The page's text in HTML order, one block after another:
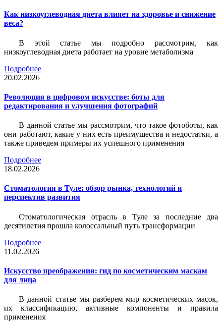
Как низкоуглеводная диета влияет на здоровье и снижение
веса?
В этой статье мы подробно рассмотрим, как
низкоуглеводная диета работает на уровне метаболизма
Подробнее
20.02.2026
Революция в цифровом искусстве: боты для
редактирования и улучшения фотографий
В данной статье мы рассмотрим, что такое фотоботы, как
они работают, какие у них есть преимущества и недостатки, а
также приведем примеры их успешного применения
Подробнее
18.02.2026
Стоматология в Туле: обзор рынка, технологий и
перспектив развития
Стоматологическая отрасль в Туле за последние два
десятилетия прошла колоссальный путь трансформации
Подробнее
11.02.2026
Искусство преображения: гид по косметическим маскам
для лица
В данной статье мы разберем мир косметических масок,
их классификацию, активные компоненты и правила
применения